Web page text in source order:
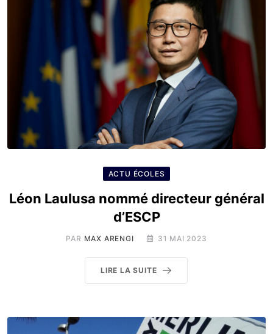
ACTU ÉCOLES
Léon Laulusa nommé directeur général
d’ESCP
PAR MAX ARENGI 31 MAI 2023
LIRE LA SUITE